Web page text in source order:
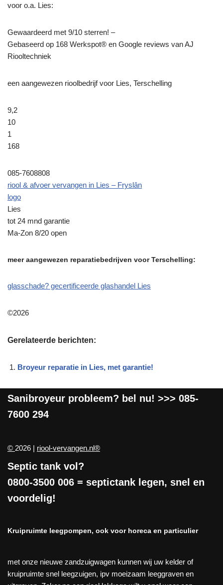
voor o.a. Lies:
Gewaardeerd met 9/10 sterren! –
Gebaseerd op 168 Werkspot® en Google reviews van AJ
Riooltechniek
een aangewezen rioolbedrijf voor Lies, Terschelling
9,2
10
1
168
085-7608808
riool & afvoer vervangen in Lies – Fryslân
logo
Lies
tot 24 mnd garantie
Ma-Zon 8/20 open
meer aangewezen reparatiebedrijven voor Terschelling:
glasschade? gecertificeerde glashandel Lies
©2026
Gerelateerde berichten:
Broyeur reparatie in Lies, met garantie!
Sanibroyeur probleem? bel nu! >>> 085-
7600 294
© 2026 | riool-vervangen.nl®
Septic tank vol?
0800-3500 006 = septictank legen, snel en
voordelig!
Kruipruimte leegpompen, ook voor horeca en particulier
met onze nieuwe zandzuigwagen kunnen wij uw kelder of
kruipruimte snel leegzuigen, ipv moeizaam leeggraven en